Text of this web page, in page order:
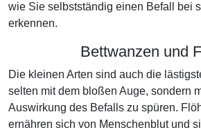
wie Sie selbstständig einen Befall bei
erkennen.
Bettwanzen und
Die kleinen Arten sind auch die
selten mit dem bloßen Auge, sondern
Auswirkung des Befalls zu spüren.
ernähren sich von Menschenblut und